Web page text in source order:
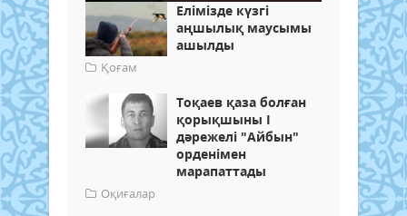
Елімізде күзгі
аңшылық маусымы
ашылды
Қоғам
Тоқаев қаза болған
қорықшыны І
дәрежелі "Айбын"
орденімен
марапаттады
Оқиғалар